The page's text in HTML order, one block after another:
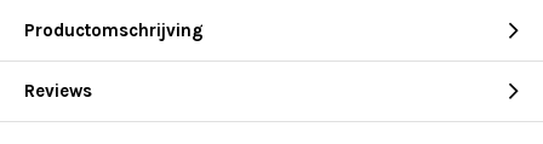
Productomschrijving
Reviews